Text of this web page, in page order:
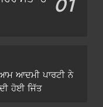
ਆਦਮੀ ਪਾਰਟੀ ਨੇ
ਹੋਈ ਜਿੱਤ